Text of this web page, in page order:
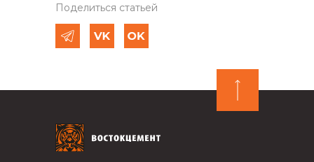
Поделиться статьей